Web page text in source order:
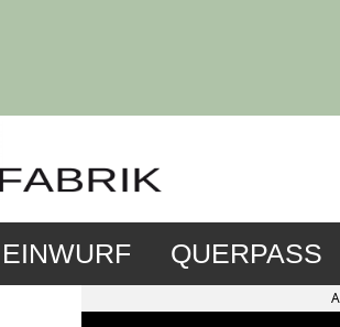
EINWURF QUERPASS